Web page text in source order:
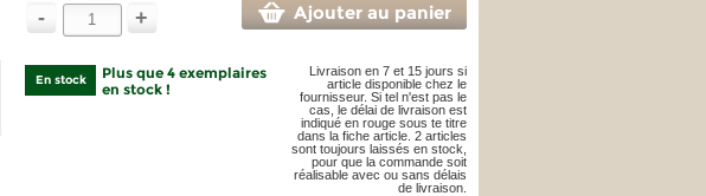
- + Ajouter au panier
En stock
Plus que 4 exemplaires
en stock !
Livraison en 7 et 15 jours si
article disponible chez le
fournisseur. Si tel n'est pas le
cas, le délai de livraison est
indiqué en rouge sous te titre
dans la fiche article. 2 articles
sont toujours laissés en stock,
pour que la commande soit
réalisable avec ou sans délais
de livraison.